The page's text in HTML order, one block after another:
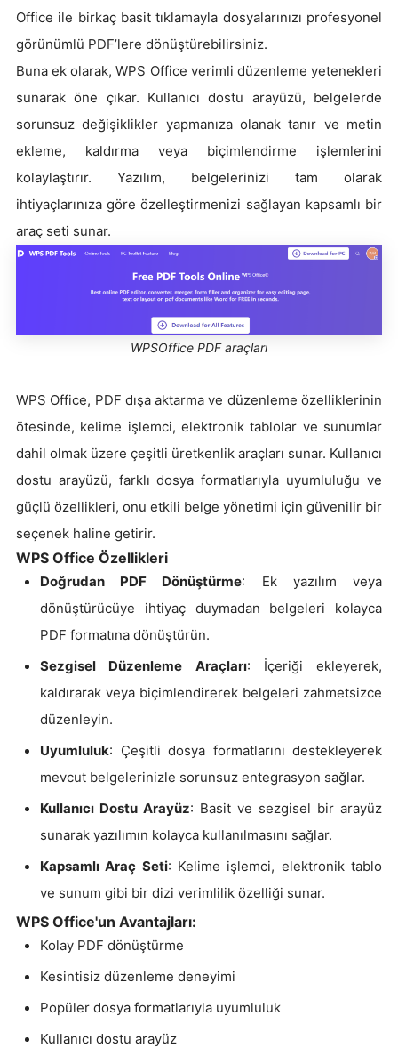
Office ile birkaç basit tıklamayla dosyalarınızı profesyonel
görünümlü PDF’lere dönüştürebilirsiniz.
Buna ek olarak, WPS Office verimli düzenleme yetenekleri
sunarak öne çıkar. Kullanıcı dostu arayüzü, belgelerde
sorunsuz değişiklikler yapmanıza olanak tanır ve metin
ekleme, kaldırma veya biçimlendirme işlemlerini
kolaylaştırır. Yazılım, belgelerinizi tam olarak
ihtiyaçlarınıza göre özelleştirmenizi sağlayan kapsamlı bir
araç seti sunar.
WPSOffice PDF araçları
WPS Office, PDF dışa aktarma ve düzenleme özelliklerinin
ötesinde, kelime işlemci, elektronik tablolar ve sunumlar
dahil olmak üzere çeşitli üretkenlik araçları sunar. Kullanıcı
dostu arayüzü, farklı dosya formatlarıyla uyumluluğu ve
güçlü özellikleri, onu etkili belge yönetimi için güvenilir bir
seçenek haline getirir.
WPS Office Özellikleri
Doğrudan PDF Dönüştürme: Ek yazılım veya
dönüştürücüye ihtiyaç duymadan belgeleri kolayca
PDF formatına dönüştürün.
Sezgisel Düzenleme Araçları: İçeriği ekleyerek,
kaldırarak veya biçimlendirerek belgeleri zahmetsizce
düzenleyin.
Uyumluluk: Çeşitli dosya formatlarını destekleyerek
mevcut belgelerinizle sorunsuz entegrasyon sağlar.
Kullanıcı Dostu Arayüz: Basit ve sezgisel bir arayüz
sunarak yazılımın kolayca kullanılmasını sağlar.
Kapsamlı Araç Seti: Kelime işlemci, elektronik tablo
ve sunum gibi bir dizi verimlilik özelliği sunar.
WPS Office'un Avantajları:
Kolay PDF dönüştürme
Kesintisiz düzenleme deneyimi
Popüler dosya formatlarıyla uyumluluk
Kullanıcı dostu arayüz